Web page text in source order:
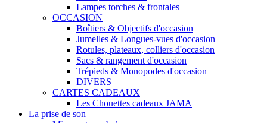
Lampes torches & frontales
OCCASION
Boîtiers & Objectifs d'occasion
Jumelles & Longues-vues d'occasion
Rotules, plateaux, colliers d'occasion
Sacs & rangement d'occasion
Trépieds & Monopodes d'occasion
DIVERS
CARTES CADEAUX
Les Chouettes cadeaux JAMA
La prise de son